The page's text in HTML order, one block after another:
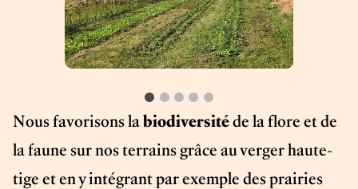
Nous favorisons labiodiversitéde la flore et de
la faune sur nos terrains grâce au verger haute-
tige et en y intégrant par exemple des prairies